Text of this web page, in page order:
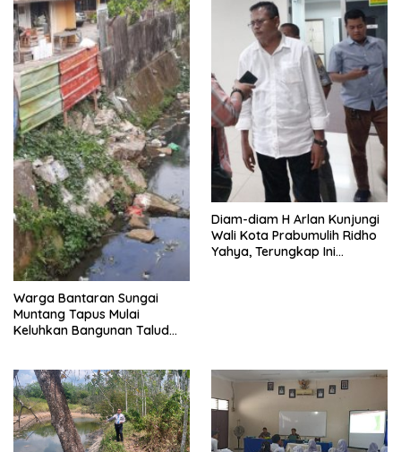
Warga Bantaran Sungai
Muntang Tapus Mulai
Keluhkan Bangunan Talud
Diam-diam H Arlan Kunjungi
Wali Kota Prabumulih Ridho
Yahya, Terungkap Ini